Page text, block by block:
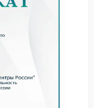
питания
вариант
обследование